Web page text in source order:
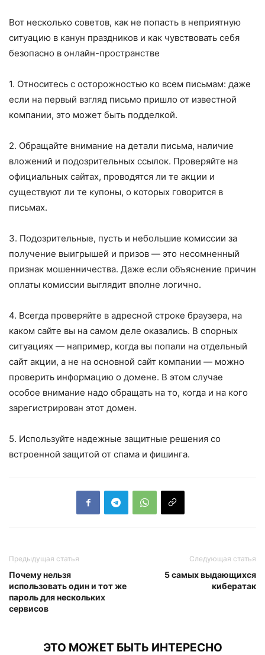
Вот несколько советов, как не попасть в неприятную
ситуацию в канун праздников и как чувствовать себя
безопасно в онлайн-пространстве
1. Относитесь с осторожностью ко всем письмам: даже
если на первый взгляд письмо пришло от известной
компании, это может быть подделкой.
2. Обращайте внимание на детали письма, наличие
вложений и подозрительных ссылок. Проверяйте на
официальных сайтах, проводятся ли те акции и
существуют ли те купоны, о которых говорится в
письмах.
3. Подозрительные, пусть и небольшие комиссии за
получение выигрышей и призов — это несомненный
признак мошенничества. Даже если объяснение причин
оплаты комиссии выглядит вполне логично.
4. Всегда проверяйте в адресной строке браузера, на
каком сайте вы на самом деле оказались. В спорных
ситуациях — например, когда вы попали на отдельный
сайт акции, а не на основной сайт компании — можно
проверить информацию о домене. В этом случае
особое внимание надо обращать на то, когда и на кого
зарегистрирован этот домен.
5. Используйте надежные защитные решения со
встроенной защитой от спама и фишинга.
Предыдущая статья
Почему нельзя
использовать один и тот же
пароль для нескольких
сервисов
Следующая статья
5 самых выдающихся
кибератак
ЭТО МОЖЕТ БЫТЬ ИНТЕРЕСНО